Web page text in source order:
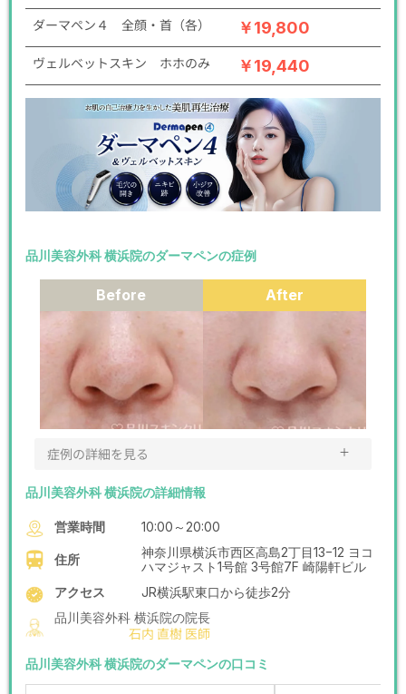
ダーマペン４ 全顔・首（各） ￥19,800
ヴェルベットスキン ホホのみ ￥19,440
品川美容外科 横浜院のダーマペンの症例
Before After
症例の詳細を見る ＋
品川美容外科 横浜院の詳細情報
営業時間 10:00～20:00
住所
神奈川県横浜市西区高島2丁目13−12 ヨコ
ハマジャスト1号館 3号館7F 崎陽軒ビル
アクセス
JR横浜駅東口から徒歩2分
品川美容外科 横浜院の院長
石内 直樹 医師
品川美容外科 横浜院のダーマペンの口コミ